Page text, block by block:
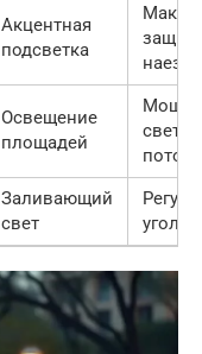
Акцентная
подсветка
наезда
Освещение
площадей
поток
Заливающий
свет
угол